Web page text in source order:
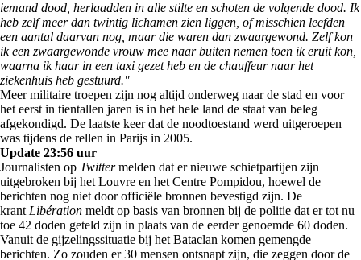
iemand dood, herlaadden in alle stilte en schoten de volgende dood. Ik
heb zelf meer dan twintig lichamen zien liggen, of misschien leefden
een aantal daarvan nog, maar die waren dan zwaargewond. Zelf kon
ik een zwaargewonde vrouw mee naar buiten nemen toen ik eruit kon,
waarna ik haar in een taxi gezet heb en de chauffeur naar het
ziekenhuis heb gestuurd."
Meer militaire troepen zijn nog altijd onderweg naar de stad en voor
het eerst in tientallen jaren is in het hele land de staat van beleg
afgekondigd. De laatste keer dat de noodtoestand werd uitgeroepen
was tijdens de rellen in Parijs in 2005.
Update 23:56 uur
Journalisten op Twittermelden dat er nieuwe schietpartijen zijn
uitgebroken bij het Louvre en het Centre Pompidou, hoewel de
berichten nog niet door officiële bronnen bevestigd zijn. De
krant Libération meldt op basis van bronnen bij de politie dat er tot nu
toe 42 doden geteld zijn in plaats van de eerder genoemde 60 doden.
Vanuit de gijzelingssituatie bij het Bataclan komen gemengde
berichten. Zo zouden er 30 mensen ontsnapt zijn, die zeggen door de